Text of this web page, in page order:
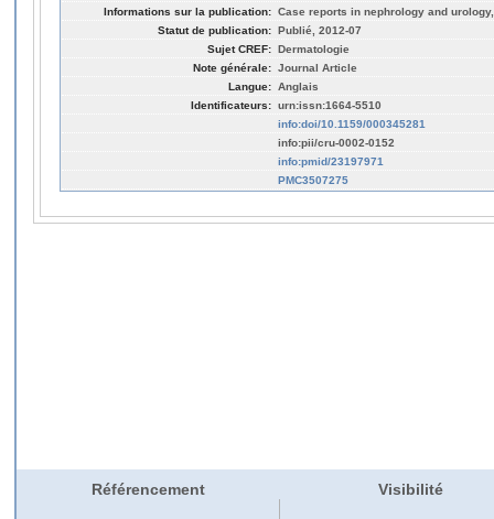
Informations sur la publication: Case reports in nephrology and
Statut de publication: Publié, 2012-07
Sujet CREF: Dermatologie
Note générale: Journal Article
Langue: Anglais
Identificateurs: urn:issn:1664-5510
info:doi/10.1159/000345281
info:pii/cru-0002-0152
info:pmid/23197971
PMC3507275
Référencement Visibilité